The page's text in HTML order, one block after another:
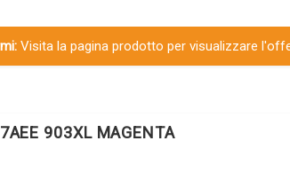
Visita la pagina prodotto per visualizzare
903XL MAGENTA